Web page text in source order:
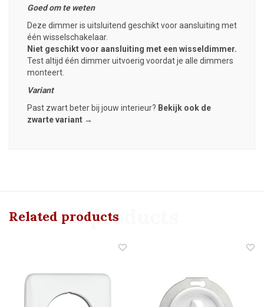
Goed om te weten
Deze dimmer is uitsluitend geschikt voor aansluiting met
één wisselschakelaar.
Niet geschikt voor aansluiting met een wisseldimmer.
Test altijd één dimmer uitvoerig voordat je alle dimmers
monteert.
Variant
Past zwart beter bij jouw interieur? Bekijk ook de
zwarte variant →
Related products
Related products